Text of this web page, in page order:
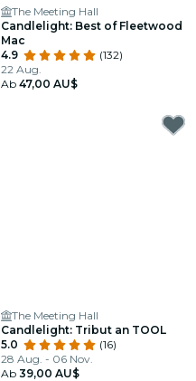
The Meeting Hall
Candlelight: Best of Fleetwood
Mac
4.9
(132)
22 Aug.
Ab 47,00 AU$
The Meeting Hall
Candlelight: Tribut an TOOL
5.0
(16)
28 Aug. - 06 Nov.
Ab 39,00 AU$